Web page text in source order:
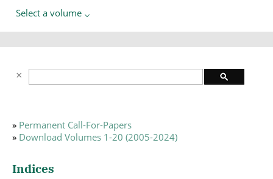
Select a volume
» Permanent Call-For-Papers
» Download Volumes 1-20 (2005-2024)
Indices